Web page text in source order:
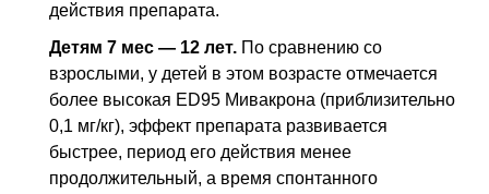
действия препарата.
Детям 7 мес — 12 лет. По сравнению со
взрослыми, у детей в этом возрасте отмечается
более высокая ED95 Мивакрона (приблизительно
0,1 мг/кг), эффект препарата развивается
быстрее, период его действия менее
продолжительный, а время спонтанного